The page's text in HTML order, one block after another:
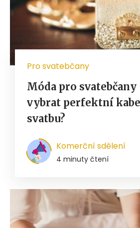
Pro svatebčany
Móda pro
vybrat perfektní
svatbu?
Komerční sdělení
4 minuty čtení